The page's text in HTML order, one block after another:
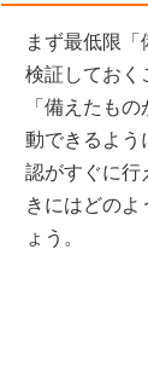
まず最低限
検証しておく
「備えたも
動できるよう
認がすぐに行
きにはどの
ょう。